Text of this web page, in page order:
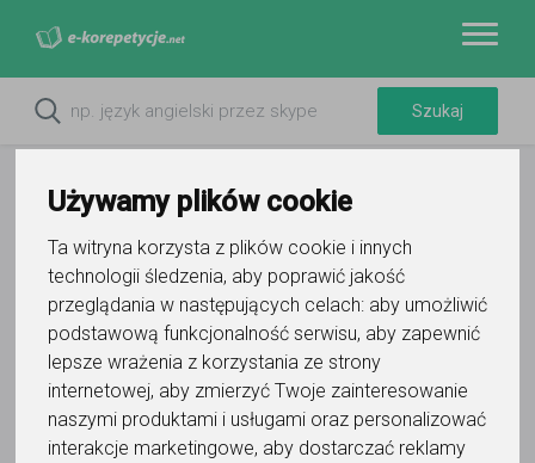
Używamy plików cookie
Ta witryna korzysta z plików cookie i innych
technologii śledzenia, aby poprawić jakość
przeglądania w następujących celach: aby umożliwić
podstawową funkcjonalność serwisu, aby zapewnić
lepsze wrażenia z korzystania ze strony
internetowej, aby zmierzyć Twoje zainteresowanie
naszymi produktami i usługami oraz personalizować
interakcje marketingowe, aby dostarczać reklamy
Do ulubionych
Oznacz wystąpienie kontaktu